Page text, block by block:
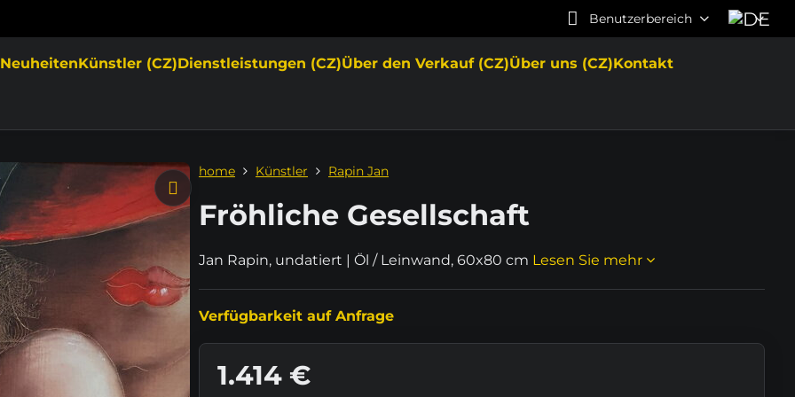
Benutzerbereich
NeuheitenKünstler (CZ)Dienstleistungen (CZ)Über den Verkauf (CZ)Über uns (CZ)Kontakt
home Künstler Rapin Jan
Fröhliche Gesellschaft
Jan Rapin, undatiert | Öl / Leinwand, 60x80 cm Lesen Sie mehr
Verfügbarkeit auf Anfrage
1.414 €